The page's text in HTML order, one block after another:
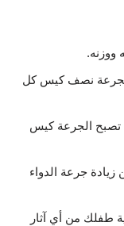
بجرعة نصف كيس كل
تصبح الجرعة كيس
زيادة جرعة الدواء
طفلك من أي آثار